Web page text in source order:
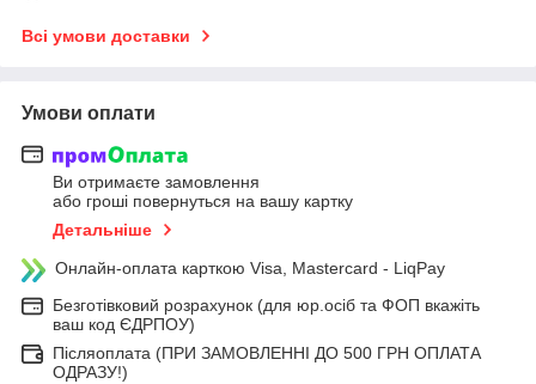
Всі умови доставки
Умови оплати
Ви отримаєте замовлення
або гроші повернуться на вашу картку
Детальніше
Онлайн-оплата карткою Visa, Mastercard - LiqPay
Безготівковий розрахунок (для юр.осіб та ФОП вкажіть
ваш код ЄДРПОУ)
Післяоплата (ПРИ ЗАМОВЛЕННІ ДО 500 ГРН ОПЛАТА
ОДРАЗУ!)